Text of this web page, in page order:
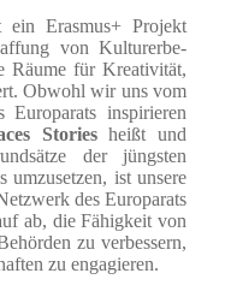
Erasmus+ Projekt
von Kulturerbe-
Räume für Kreativität,
Obwohl wir uns vom
Europarats inspirieren
Storiesheißt und
der jüngsten
ist unsere
des Europarats
ab, die Fähigkeit von
zu verbessern,
zu engagieren.